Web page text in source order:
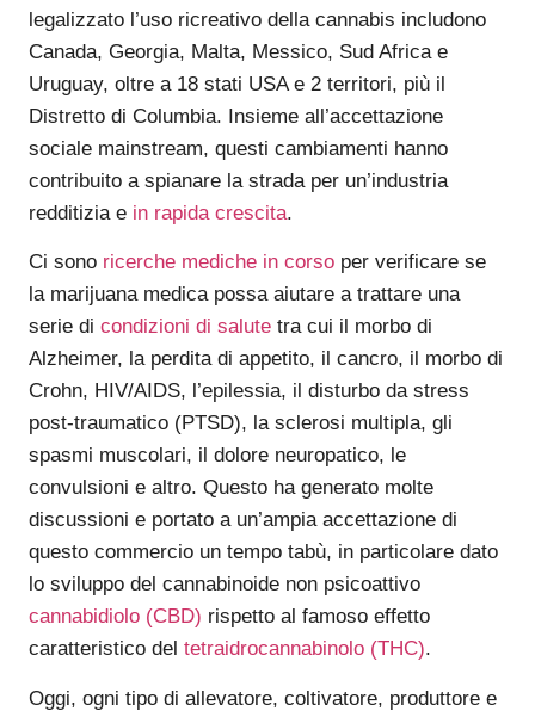
legalizzato l’uso ricreativo della cannabis includono
Canada, Georgia, Malta, Messico, Sud Africa e
Uruguay, oltre a 18 stati USA e 2 territori, più il
Distretto di Columbia. Insieme all’accettazione
sociale mainstream, questi cambiamenti hanno
contribuito a spianare la strada per un’industria
redditizia e in rapida crescita.
Ci sono ricerche mediche in corso per verificare se
la marijuana medica possa aiutare a trattare una
serie di condizioni di salute tra cui il morbo di
Alzheimer, la perdita di appetito, il cancro, il morbo di
Crohn, HIV/AIDS, l’epilessia, il disturbo da stress
post-traumatico (PTSD), la sclerosi multipla, gli
spasmi muscolari, il dolore neuropatico, le
convulsioni e altro. Questo ha generato molte
discussioni e portato a un’ampia accettazione di
questo commercio un tempo tabù, in particolare dato
lo sviluppo del cannabinoide non psicoattivo
cannabidiolo (CBD) rispetto al famoso effetto
caratteristico del tetraidrocannabinolo (THC).
Oggi, ogni tipo di allevatore, coltivatore, produttore e